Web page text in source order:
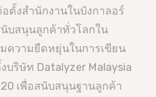
ตั้งสำนักงานในบังกาลอร์
นับสนุนลูกค้าทั่วโลกใน
ความยืดหยุ่นในการเขียน
บริษัท Datalyzer Malaysia
เพื่อสนับสนุนฐานลูกค้า